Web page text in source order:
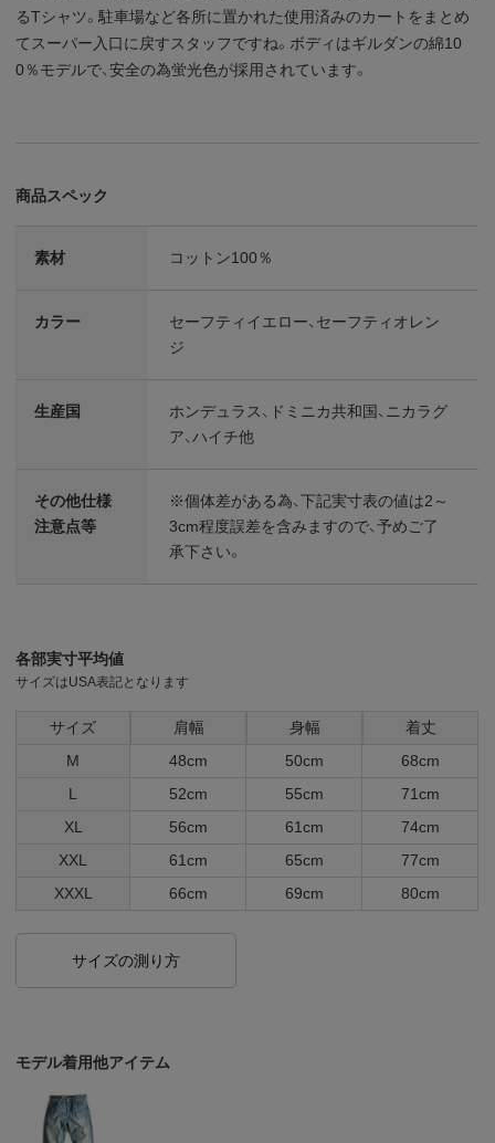
るTシャツ。駐車場など各所に置かれた使用済みのカートをまとめ
てスーパー入口に戻すスタッフですね。ボディはギルダンの綿10
0％モデルで、安全の為蛍光色が採用されています。
商品スペック
素材 コットン100％
カラー
セーフティイエロー、セーフティオレン
ジ
生産国
ホンデュラス、ドミニカ共和国、ニカラグ
ア、ハイチ他
その他仕様
注意点等
※個体差がある為、下記実寸表の値は2～
3cm程度誤差を含みますので、予めご了
承下さい。
各部実寸平均値
サイズはUSA表記となります
サイズ 肩幅 身幅
着丈
M
48cm 50cm
68cm
L
52cm 55cm
71cm
XL
56cm 61cm
74cm
XXL
61cm 65cm
77cm
XXXL
66cm 69cm 80cm
サイズの測り方
モデル着用他アイテム